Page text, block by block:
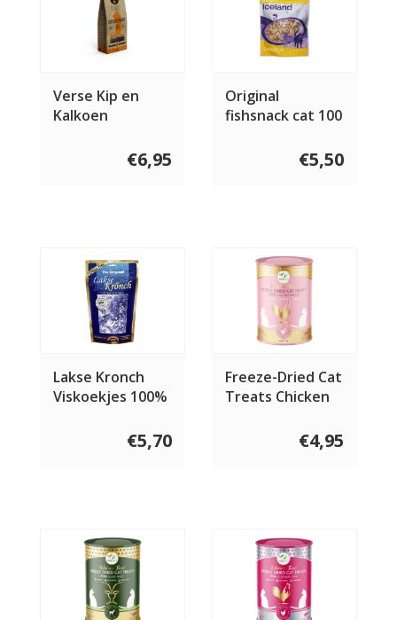
Verse Kip en
Kalkoen
€6,95
Original
fishsnack cat 100
€5,50
Lakse Kronch
Viskoekjes 100%
€5,70
Freeze-Dried Cat
Treats Chicken
€4,95